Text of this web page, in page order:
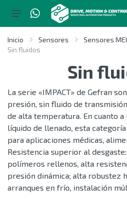
Inicio Sensores
Sensores
Sin fluidos
Sin
La serie «IMPACT» de Gefran
presión, sin fluido de
de alta temperatura. En cuanto a
líquido de llenado, esta
para aplicaciones médicas,
Resistencia superior al
polímeros rellenos, alta
presión dinámica; alta robustez
arranques en frío, instalación